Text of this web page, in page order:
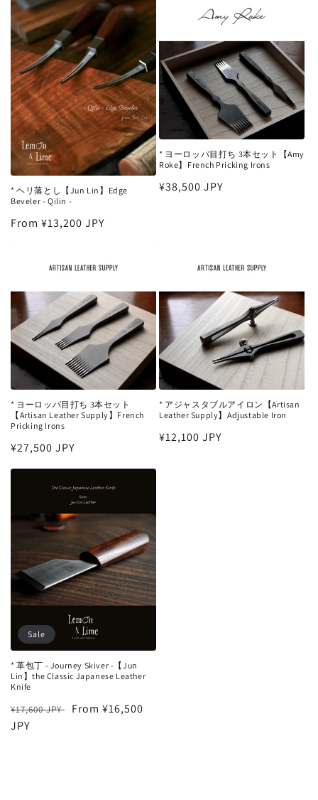
* ヘリ落とし【Jun Lin】Edge
Beveler - Qilin -
Regular
From ¥13,200 JPY
* ヨーロッパ目打ち 3本セット【Amy
Roke】French Pricking Irons
Regular
¥38,500 JPY
* ヨーロッパ目打ち 3本セット
【Artisan Leather Supply】French
Pricking Irons
Regular
¥27,500 JPY
* アジャスタブルアイロン【Artisan
Leather Supply】Adjustable Iron
Regular
¥12,100 JPY
Sale
* 革包丁 - Journey Skiver -【Jun
Lin】the Classic Japanese Leather
Knife
Regular
price
¥17,600 JPY
Sale
From ¥16,500
JPY